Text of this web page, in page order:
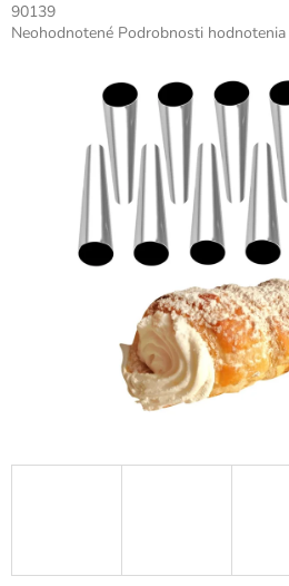
90139
Priemerné
hviezdičiek.
Neohodnotené Podrobnosti hodnotenia